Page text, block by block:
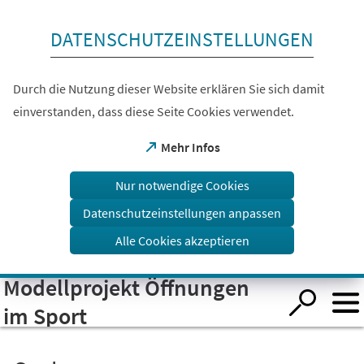
Visuelle
Assistenzsoftware
öffnen.
DATENSCHUTZEINSTELLUNGEN
Durch die Nutzung dieser Website erklären Sie sich damit
einverstanden, dass diese Seite Cookies verwendet.
Mehr Infos
(Öffnet
einem
Tab)
Nur notwendige Cookies
Datenschutzeinstellungen anpassen
Alle Cookies akzeptieren
Modellprojekt Öffnungen
im Sport